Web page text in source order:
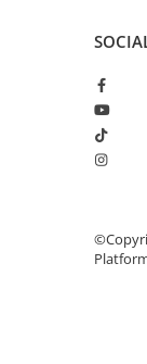
Solutii universale
Accesorii pentru
Aparate pentru
Articole
Furtunuri
Ghivece si